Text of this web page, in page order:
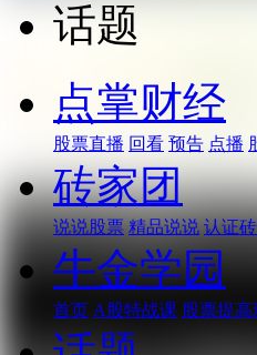
话题
点掌财经
股票直播 回看 预告 点播
砖家团
说说股票 精品说说 认证
牛金学园
首页 A股特战课 股票提高